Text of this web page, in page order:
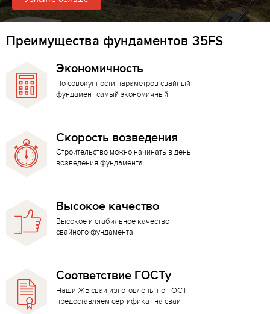
Преимущества фундаментов 35FS
Экономичность
По совокупности параметров свайный
фундамент самый экономичный
Скорость возведения
Строительство можно начинать в день
возведения фундамента
Высокое качество
Высокое и стабильное качество
свайного фундамента
Соответствие ГОСТу
Наши ЖБ сваи изготовлены по ГОСТ,
предоставляем сертификат на сваи